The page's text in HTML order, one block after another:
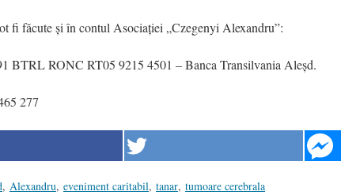
fi făcute și în contul Asociației „Czegenyi Alexandru”:
BTRL RONC RT05 9215 4501 – Banca Transilvania Aleșd.
277
, Alexandru, eveniment caritabil, tanar, tumoare cerebrala